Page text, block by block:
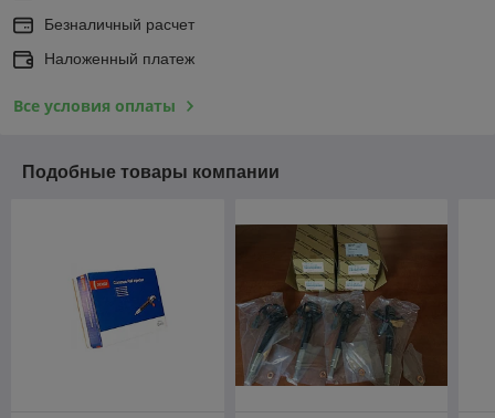
Безналичный расчет
Наложенный платеж
Все условия оплаты
Подобные товары компании